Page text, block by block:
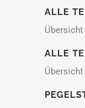
ALLE
ALLE